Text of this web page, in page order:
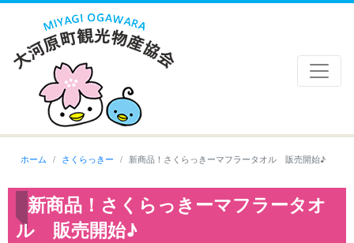
ホーム さくらっきー 新商品！さくらっきーマフラータオル 販売開始♪
新商品！さくらっきーマフラータオ
ル 販売開始♪